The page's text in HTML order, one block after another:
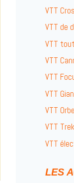
VTT
VTT de
VTT
VTT
VTT
VTT
VTT
VTT Trek
VTT
LES